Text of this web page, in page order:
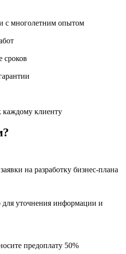
с многолетним опытом
сроков
клиенту
на разработку бизнес-плана
уточнения информации и
предоплату 50%